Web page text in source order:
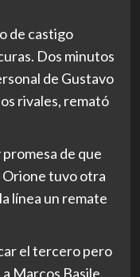
de castigo
Dos minutos
de Gustavo
rivales, remató
de que
Orione tuvo otra
línea un remate
el tercero pero
Marcos Basile.